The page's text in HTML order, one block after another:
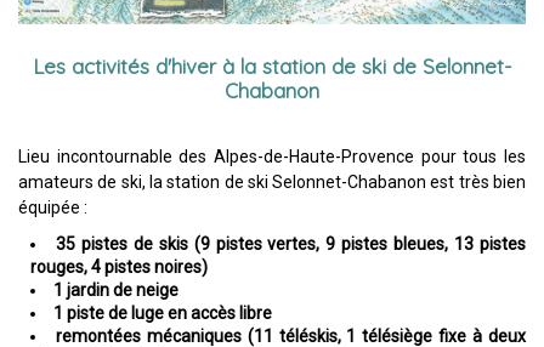
Les activités d'hiver à la station de ski de Selonnet-
Chabanon
Lieu incontournable des Alpes-de-Haute-Provence pour tous les
amateurs de ski, la station de ski Selonnet-Chabanon est très bien
équipée :
35 pistes de skis (9 pistes vertes, 9 pistes bleues, 13 pistes
rouges, 4 pistes noires)
1 jardin de neige
1 piste de luge en accès libre
remontées mécaniques (11 téléskis, 1 télésiège fixe à deux